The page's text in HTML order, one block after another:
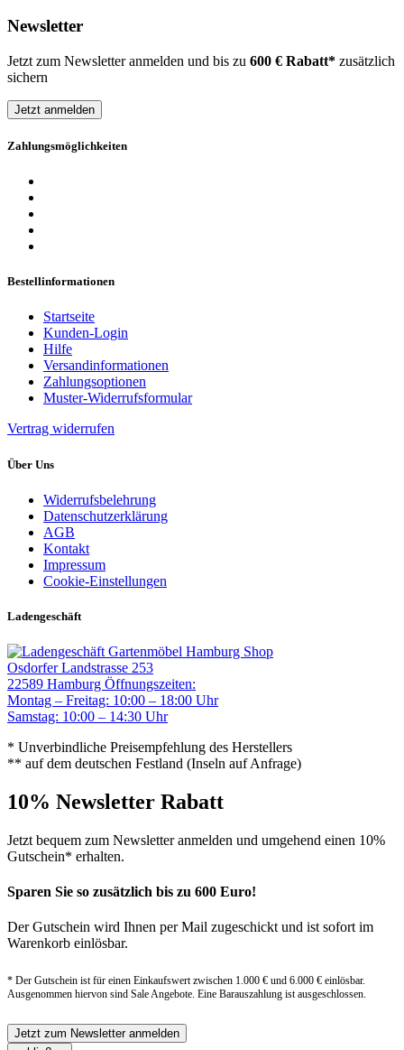
Newsletter
Jetzt zum Newsletter anmelden und bis zu 600 € Rabatt* zusätzlich
sichern
Jetzt anmelden
Zahlungsmöglichkeiten
Bestellinformationen
Startseite
Kunden-Login
Hilfe
Versandinformationen
Zahlungsoptionen
Muster-Widerrufsformular
Vertrag widerrufen
Über Uns
Widerrufsbelehrung
Datenschutzerklärung
AGB
Kontakt
Impressum
Cookie-Einstellungen
Ladengeschäft
Gartenmöbel Hamburg Shop
Osdorfer Landstrasse 253
22589 Hamburg Öffnungszeiten:
Montag – Freitag: 10:00 – 18:00 Uhr
Samstag: 10:00 – 14:30 Uhr
* Unverbindliche Preisempfehlung des Herstellers
** auf dem deutschen Festland (Inseln auf Anfrage)
10% Newsletter Rabatt
Jetzt bequem zum Newsletter anmelden und umgehend einen 10%
Gutschein* erhalten.
Sparen Sie so zusätzlich bis zu 600 Euro!
Der Gutschein wird Ihnen per Mail zugeschickt und ist sofort im
Warenkorb einlösbar.
* Der Gutschein ist für einen Einkaufswert zwischen 1.000 € und 6.000 € einlösbar.
Ausgenommen hiervon sind Sale Angebote. Eine Barauszahlung ist ausgeschlossen.
Jetzt zum Newsletter anmelden